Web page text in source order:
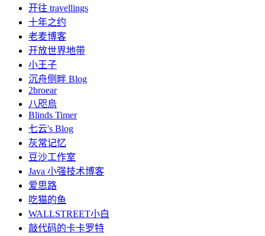
开往 travellings
十年之约
老麦博客
开放世界地带
小王子
沉舟侧畔 Blog
2broear
八咫烏
Blinds Timer
七云's Blog
灰常记忆
豆沙工作室
Java 小强技术博客
爱思路
吃猫的鱼
WALLSTREET小白
敲代码的卡卡罗特